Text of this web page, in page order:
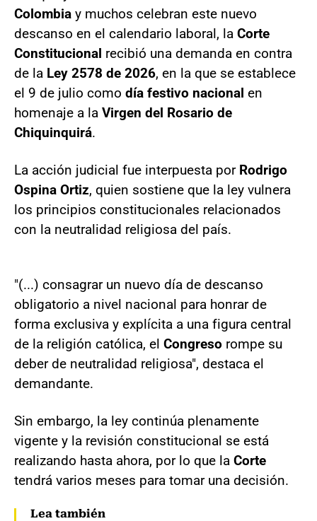
Colombia y muchos celebran este nuevo
descanso en el calendario laboral, la Corte
Constitucional recibió una demanda en contra
de la Ley 2578 de 2026, en la que se establece
el 9 de julio como día festivo nacional en
homenaje a la Virgen del Rosario de
Chiquinquirá.
La acción judicial fue interpuesta por Rodrigo
Ospina Ortiz, quien sostiene que la ley vulnera
los principios constitucionales relacionados
con la neutralidad religiosa del país.
"(...) consagrar un nuevo día de descanso
obligatorio a nivel nacional para honrar de
forma exclusiva y explícita a una figura central
de la religión católica, el Congreso rompe su
deber de neutralidad religiosa", destaca el
demandante.
Sin embargo, la ley continúa plenamente
vigente y la revisión constitucional se está
realizando hasta ahora, por lo que la Corte
tendrá varios meses para tomar una decisión.
Lea también